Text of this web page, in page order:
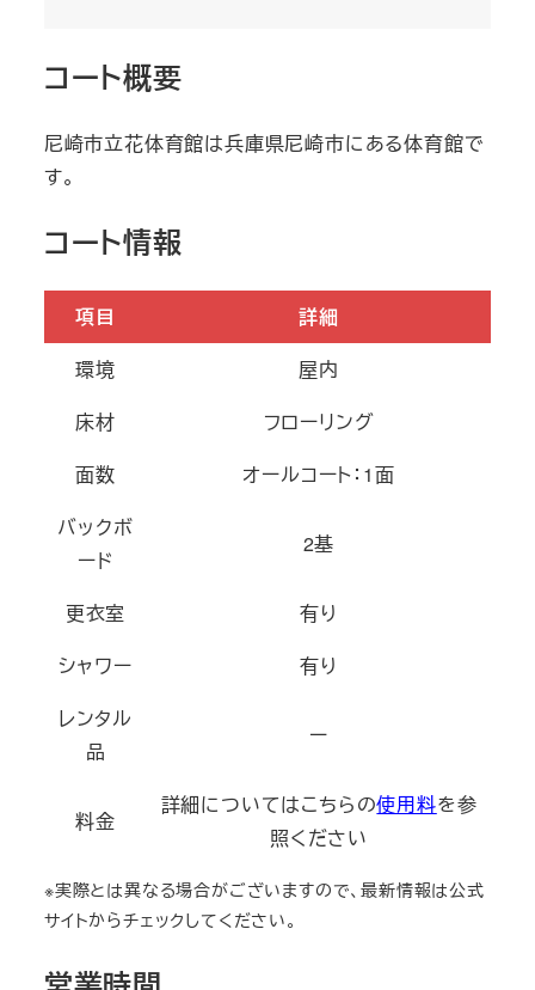
コート概要
尼崎市立花体育館は兵庫県尼崎市にある体育館で
す。
コート情報
項目
詳細
環境
屋内
床材
フローリング
面数
オールコート：1面
バックボ
ード
2基
更衣室
有り
シャワー
有り
レンタル
品
ー
料金
詳細についてはこちらの使用料を参
照ください
※実際とは異なる場合がございますので、最新情報は公式
サイトからチェックしてください。